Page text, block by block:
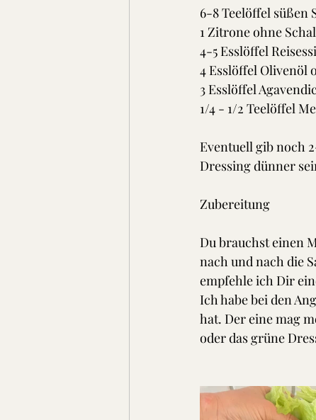
6-8 Teelöffel süßen
1 Zitrone ohne
4-5 Esslöffel
4 Esslöffel Olivenöl
3 Esslöffel
1/4 - 1/2 Teelöffel
Eventuell gib noch
Dressing dünner
Zubereitung
Du brauchst einen
nach und nach die
empfehle ich Dir
Ich habe bei den
hat. Der eine mag
oder das grüne